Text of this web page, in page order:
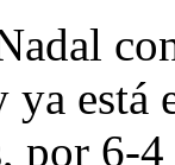
está
por